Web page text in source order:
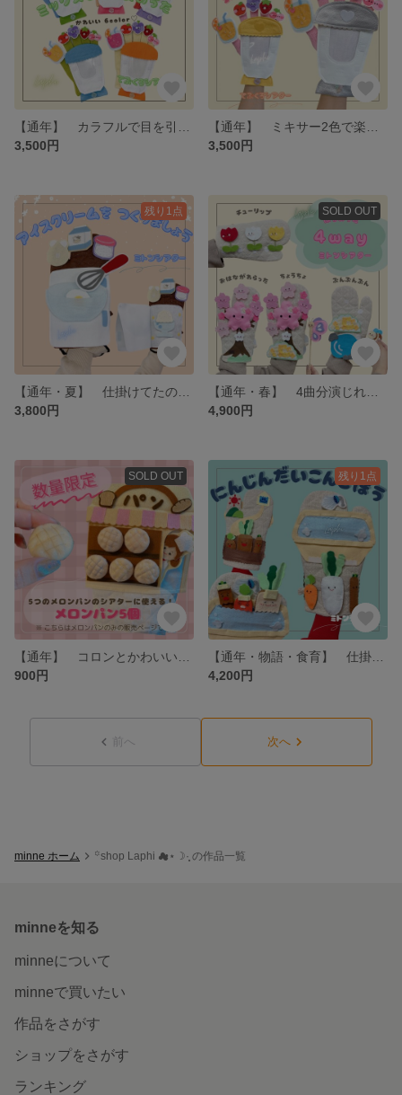
3,500円
3,500円
残り1点
3,800円
SOLD OUT
4,900円
SOLD OUT
900円
残り1点
4,200円
前へ 次へ
minne ホーム ꙳shop Laphi ☁︎⋆☽︎︎·̩͙ の作品一覧
minneを知る
minneについて
minneで買いたい
作品をさがす
ショップをさがす
ランキング